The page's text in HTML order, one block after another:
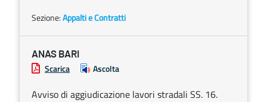
Sezione:Appalti e Contratti
ANAS BARI
Scarica Ascolta
Avviso di aggiudicazione lavori stradali SS. 16.